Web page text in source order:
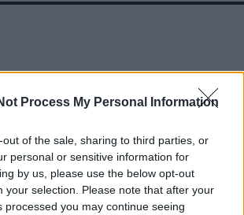
Process My Personal Information
out of the sale, sharing to third parties, or
personal or sensitive information for
by us, please use the below opt-out
your selection. Please note that after your
processed you may continue seeing